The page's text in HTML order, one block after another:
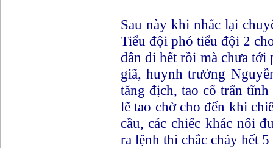
Sau này khi nhắc lại
Tiểu đội phó tiểu đội 2
dân đi hết rồi mà chưa
giã, huynh trưởng
tăng địch, tao cố trấn
lẽ tao chờ cho đến khi
cầu, các chiếc khác nối
ra lệnh thì chắc cháy hết